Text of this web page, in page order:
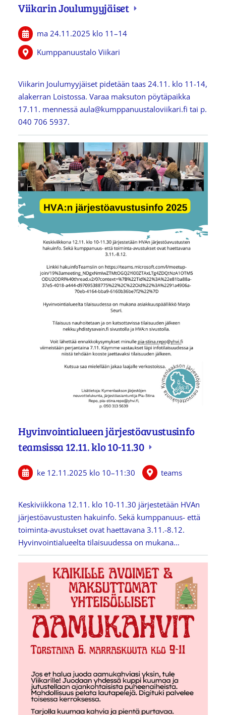
Viikarin Joulumyyjäiset
ma 24.11.2025 klo 11–14
Kumppanuustalo Viikari
Viikarin Joulumyyjäiset pidetään taas 24.11. klo 11-14,
alakerran Loistossa. Varaa maksuton pöytäpaikka
17.11. mennessä aula@kumppanuustaloviikari.fi tai p.
040 706 5937.
Hyvinvointialueen järjestöavustusinfo
teamsissa 12.11. klo 10-11.30
ke 12.11.2025 klo 10–11:30 teams
Keskiviikkona 12.11. klo 10-11.30 järjestetään HVAn
järjestöavustusten hakuinfo. Sekä kumppanuus- että
toiminta-avustukset ovat haettavana 3.11.-8.12.
Hyvinvointialueelta tilaisuudessa on mukana…